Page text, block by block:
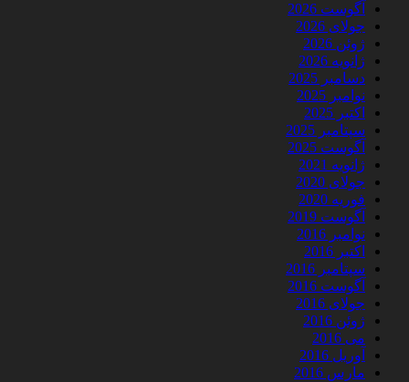
آگوست 2026
جولای 2026
ژوئن 2026
ژانویه 2026
دسامبر 2025
نوامبر 2025
اکتبر 2025
سپتامبر 2025
آگوست 2025
ژانویه 2021
جولای 2020
فوریه 2020
آگوست 2019
نوامبر 2016
اکتبر 2016
سپتامبر 2016
آگوست 2016
جولای 2016
ژوئن 2016
می 2016
آوریل 2016
مارس 2016